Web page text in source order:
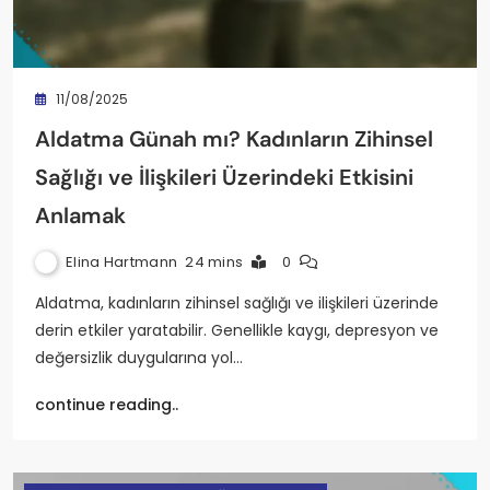
11/08/2025
Aldatma Günah mı? Kadınların Zihinsel
Sağlığı ve İlişkileri Üzerindeki Etkisini
Anlamak
Elina Hartmann 24 mins 0
Aldatma, kadınların zihinsel sağlığı ve ilişkileri üzerinde
derin etkiler yaratabilir. Genellikle kaygı, depresyon ve
değersizlik duygularına yol…
continue reading..